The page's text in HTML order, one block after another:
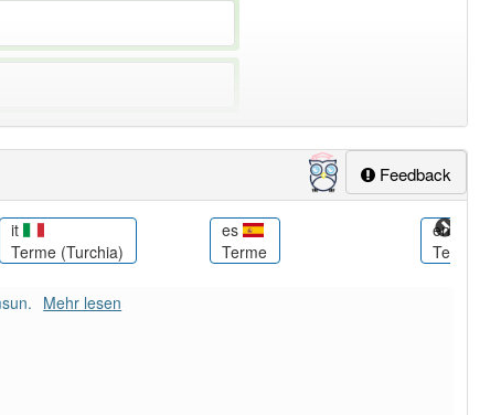
verwendet im Bereich veraltet
Feedback
it
Terme (Turchia)
es
Terme
en
Terme
Mehr lesen